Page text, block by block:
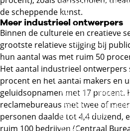
internationale
Externe link
Mode, interieur,
en textiel
Techniek en
omgeving
Metaal en
Technische
en systemen
Infra
de scheppende kunst.
Meer industrieel ontwerpers
Binnen de culturele en creatieve
grootste relatieve stijging bij
hun aantal was met ruim 50
Het aantal industrieel ontwerpers
procent en het aantal makers en
geluidsopnamen met 17 procent.
reclamebureaus met twee of
personen daalde tot 4,4 duizend,
ruim 100 bedrijven (Centraal